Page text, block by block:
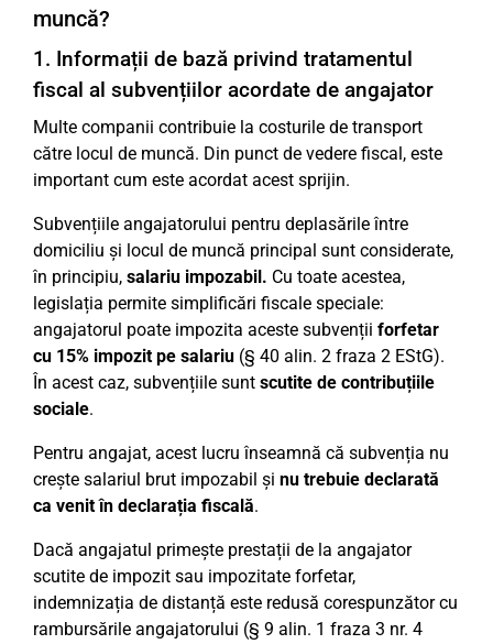
muncă?
1. Informații de bază privind tratamentul
fiscal al subvențiilor acordate de angajator
Multe companii contribuie la costurile de transport
către locul de muncă. Din punct de vedere fiscal, este
important cum este acordat acest sprijin.
Subvențiile angajatorului pentru deplasările între
domiciliu și locul de muncă principal sunt considerate,
în principiu, salariu impozabil. Cu toate acestea,
legislația permite simplificări fiscale speciale:
angajatorul poate impozita aceste subvenții forfetar
cu 15% impozit pe salariu (§ 40 alin. 2 fraza 2 EStG).
În acest caz, subvențiile sunt scutite de contribuțiile
sociale.
Pentru angajat, acest lucru înseamnă că subvenția nu
crește salariul brut impozabil și nu trebuie declarată
ca venit în declarația fiscală.
Dacă angajatul primește prestații de la angajator
scutite de impozit sau impozitate forfetar,
indemnizația de distanță este redusă corespunzător cu
rambursările angajatorului (§ 9 alin. 1 fraza 3 nr. 4